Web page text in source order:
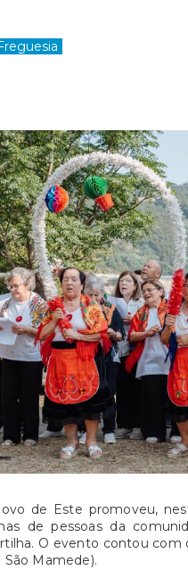
de Este promoveu,
de pessoas da
O evento contou com
São Mamede).